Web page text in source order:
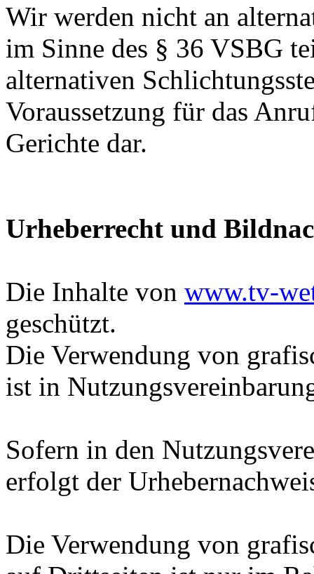
Wir werden nicht an
im Sinne des § 36 VSBG
alternativen
Voraussetzung für das
Gerichte dar.
Urheberrecht und
Die Inhalte von www.tv-
geschützt.
Die Verwendung von
ist in
Sofern in den
erfolgt der
Die Verwendung von